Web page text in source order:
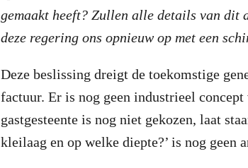
gemaakt heeft? Zullen alle details van dit
deze regering ons opnieuw op met een
Deze beslissing dreigt de toekomstige
factuur. Er is nog geen industrieel
gastgesteente is nog niet gekozen, laat
kleilaag en op welke diepte?’ is nog geen